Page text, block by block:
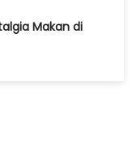
Makan di